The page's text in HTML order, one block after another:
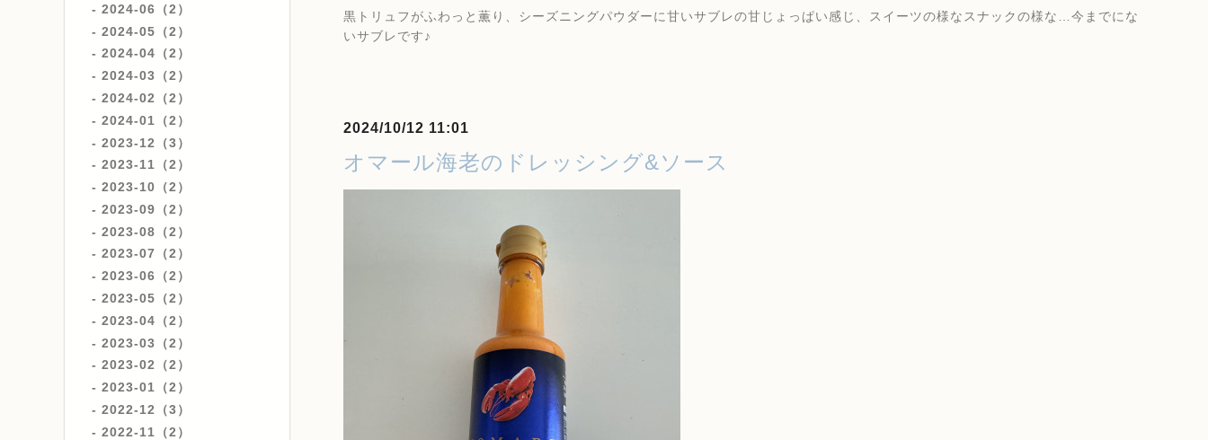
2024-06（2）
2024-05（2）
2024-04（2）
2024-03（2）
2024-02（2）
2024-01（2）
2023-12（3）
2023-11（2）
2023-10（2）
2023-09（2）
2023-08（2）
2023-07（2）
2023-06（2）
2023-05（2）
2023-04（2）
2023-03（2）
2023-02（2）
2023-01（2）
2022-12（3）
2022-11（2）
黒トリュフがふわっと薫り、シーズニングパウダーに甘いサブレの甘じょっぱい感じ、スイーツの様なスナックの様な…今までにな
いサブレです♪
2024/10/12 11:01
オマール海老のドレッシング&ソース